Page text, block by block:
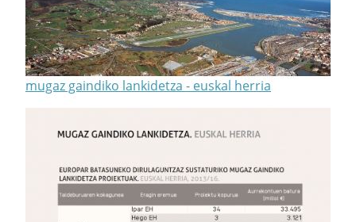
mugaz gaindiko lankidetza - euskal herria